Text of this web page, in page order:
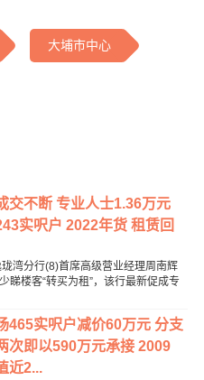
大埔市中心
交不断 专业人士1.36万元
实呎户 2022年货 租赁回
湾分行(8)首席高级营业经理周南辉
睇楼客“转买为租”，该行最新促成专
465实呎户减价60万元 分支
次即以590万元承接 2009
近2...